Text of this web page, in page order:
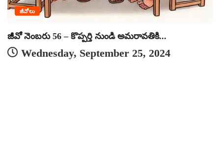
జీవోలు
జీవో నెంబరు 56 – కొప్పర్తి నుండి అమరావతికి...
Wednesday, September 25, 2024